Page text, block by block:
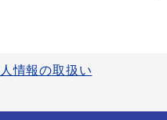
情報の取扱い